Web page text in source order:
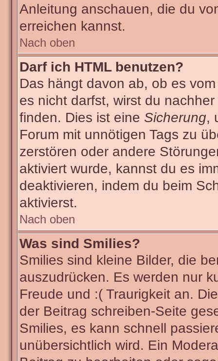
Anleitung anschauen, die du
erreichen kannst.
Nach oben
Darf ich HTML benutzen?
Das hängt davon ab, ob es
es nicht darfst, wirst du
finden. Dies ist eine Sicherung,
Forum mit unnötigen Tags zu
zerstören oder andere
aktiviert wurde, kannst du es
deaktivieren, indem du beim
aktivierst.
Nach oben
Was sind Smilies?
Smilies sind kleine Bilder, die
auszudrücken. Es werden nur
Freude und :( Traurigkeit an.
der Beitrag schreiben-Seite
Smilies, es kann schnell
unübersichtlich wird. Ein